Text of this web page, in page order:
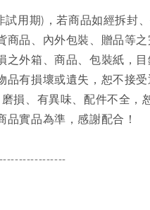
用期)，若商品如經拆封
品、內外包裝、贈品等之
外箱、商品、包裝紙，
有損壞或遺失，恕不接受
損、有異味、配件不全，
實品為準，感謝配合！